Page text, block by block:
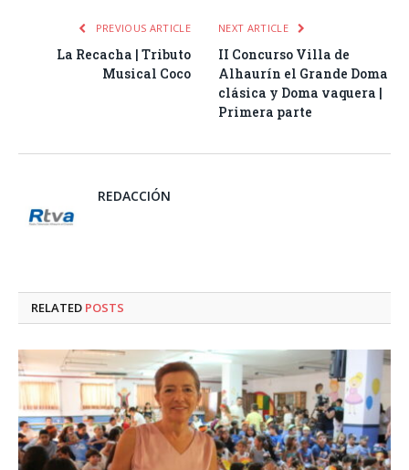
PREVIOUS ARTICLE
La Recacha | Tributo
Musical Coco
NEXT ARTICLE
II Concurso Villa de
Alhaurín el Grande Doma
clásica y Doma vaquera |
Primera parte
REDACCIÓN
RELATED POSTS